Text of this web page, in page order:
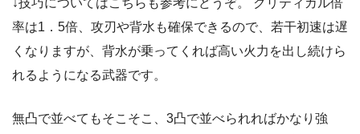
率は1．5倍、攻刃や背水も確保できるので、若干初速は遅
くなりますが、背水が乗ってくれば高い火力を出し続けら
れるようになる武器です。
無凸で並べてもそこそこ、3凸で並べられればかなり強